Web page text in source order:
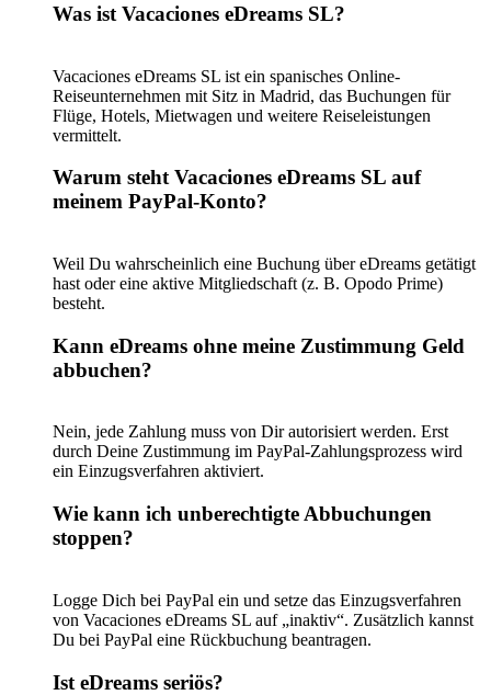
Was ist Vacaciones eDreams SL?
Vacaciones eDreams SL ist ein spanisches Online-
Reiseunternehmen mit Sitz in Madrid, das Buchungen für
Flüge, Hotels, Mietwagen und weitere Reiseleistungen
vermittelt.
Warum steht Vacaciones eDreams SL auf
meinem PayPal-Konto?
Weil Du wahrscheinlich eine Buchung über eDreams getätigt
hast oder eine aktive Mitgliedschaft (z. B. Opodo Prime)
besteht.
Kann eDreams ohne meine Zustimmung Geld
abbuchen?
Nein, jede Zahlung muss von Dir autorisiert werden. Erst
durch Deine Zustimmung im PayPal-Zahlungsprozess wird
ein Einzugsverfahren aktiviert.
Wie kann ich unberechtigte Abbuchungen
stoppen?
Logge Dich bei PayPal ein und setze das Einzugsverfahren
von Vacaciones eDreams SL auf „inaktiv“. Zusätzlich kannst
Du bei PayPal eine Rückbuchung beantragen.
Ist eDreams seriös?